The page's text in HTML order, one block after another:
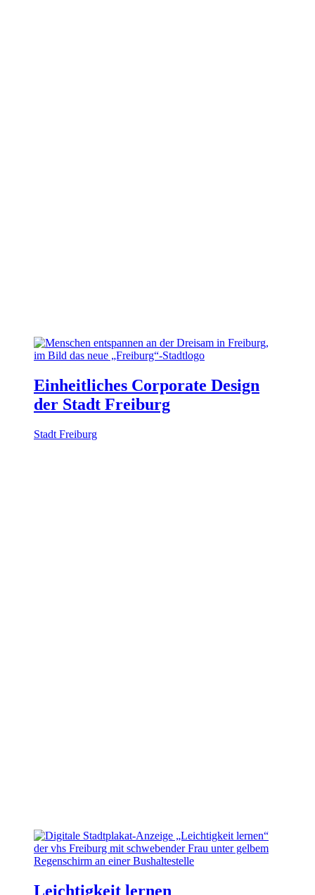
Einheitliches Corporate Design
der Stadt Freiburg
Stadt Freiburg
Leichtigkeit lernen